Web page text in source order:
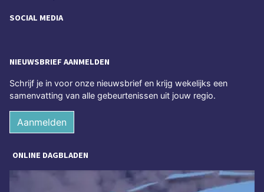
SOCIAL MEDIA
NIEUWSBRIEF AANMELDEN
Schrijf je in voor onze nieuwsbrief en krijg wekelijks een
samenvatting van alle gebeurtenissen uit jouw regio.
Aanmelden
ONLINE DAGBLADEN